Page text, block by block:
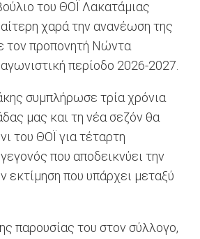
του ΘΟΪ Λακατάμιας
χαρά την ανανέωση της
τον προπονητή Νώντα
περίοδο 2026-2027.
συμπλήρωσε τρία χρόνια
μας και τη νέα σεζόν θα
του ΘΟΪ για τέταρτη
που αποδεικνύει την
εκτίμηση που υπάρχει μεταξύ
παρουσίας του στον σύλλογο,